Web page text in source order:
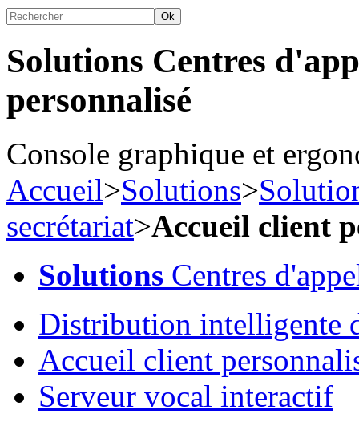
Ok
Solutions Centres
personnalisé
Console graphique et
Accueil>Solutions>
secrétariat>Accueil client
Solutions Centres
Distribution intelligente
Accueil client
Serveur vocal interactif